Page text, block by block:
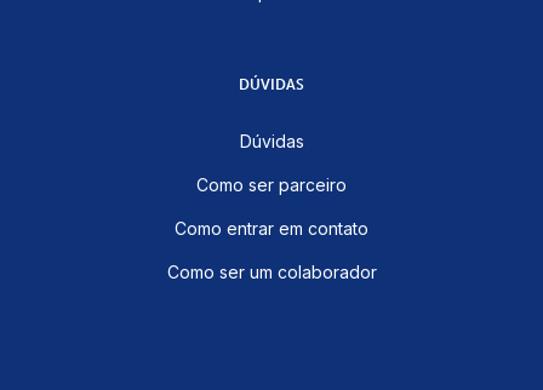
DÚVIDAS
Dúvidas
Como ser parceiro
Como entrar em contato
Como ser um colaborador